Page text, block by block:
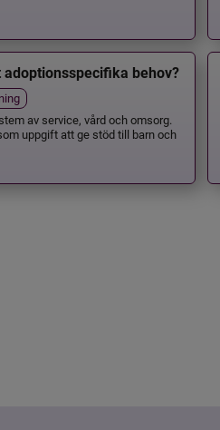
behov?
av service, vård och omsorg.
uppgift att ge stöd till barn och